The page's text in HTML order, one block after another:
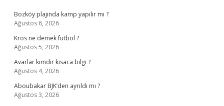
Bozköy plajında kamp yapılır mı ?
Ağustos 6, 2026
Kros ne demek futbol ?
Ağustos 5, 2026
Avarlar kimdir kısaca bilgi ?
Ağustos 4, 2026
Aboubakar BJK’den ayrıldı mı ?
Ağustos 3, 2026